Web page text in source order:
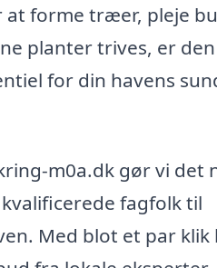
forme træer, pleje
planter trives, er
for din havens
m0a.dk gør vi det
fagfolk til
Med blot et par klik